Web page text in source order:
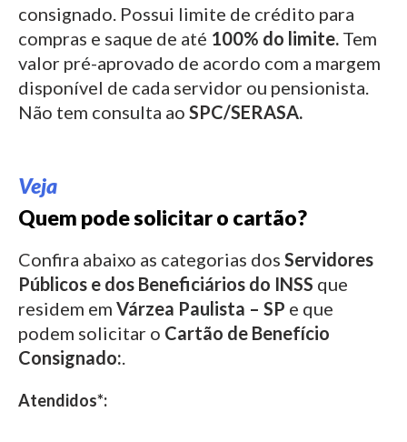
consignado. Possui limite de crédito para
compras e saque de até 100% do limite. Tem
valor pré-aprovado de acordo com a margem
disponível de cada servidor ou pensionista.
Não tem consulta ao SPC/SERASA.
Veja
Quem pode solicitar o cartão?
Confira abaixo as categorias dos Servidores
Públicos e dos Beneficiários do INSS que
residem em Várzea Paulista – SP e que
podem solicitar o Cartão de Benefício
Consignado:.
Atendidos*: